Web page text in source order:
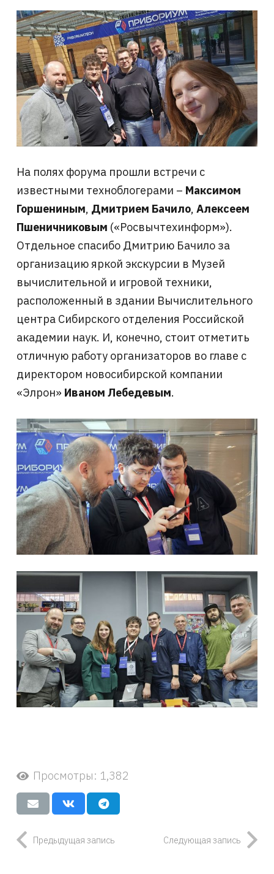
На полях форума прошли встречи с
известными техноблогерами – Максимом
Горшениным, Дмитрием Бачило, Алексеем
Пшеничниковым («Росвычтехинформ»).
Отдельное спасибо Дмитрию Бачило за
организацию яркой экскурсии в Музей
вычислительной и игровой техники,
расположенный в здании Вычислительного
центра Сибирского отделения Российской
академии наук. И, конечно, стоит отметить
отличную работу организаторов во главе с
директором новосибирской компании
«Элрон» Иваном Лебедевым.
Просмотры: 1,382
Предыдущая запись Следующая запись